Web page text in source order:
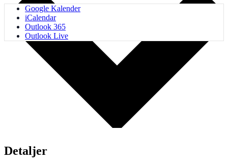
Google Kalender
iCalendar
Outlook 365
Outlook Live
Detaljer